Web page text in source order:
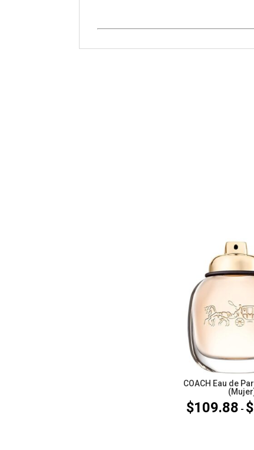
COACH Eau de
$109.88 - $